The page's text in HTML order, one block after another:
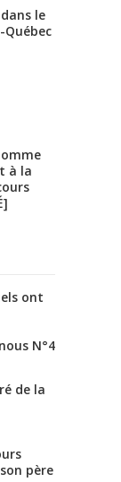
dans le
Québec
à la
ont
N°4
de la
père